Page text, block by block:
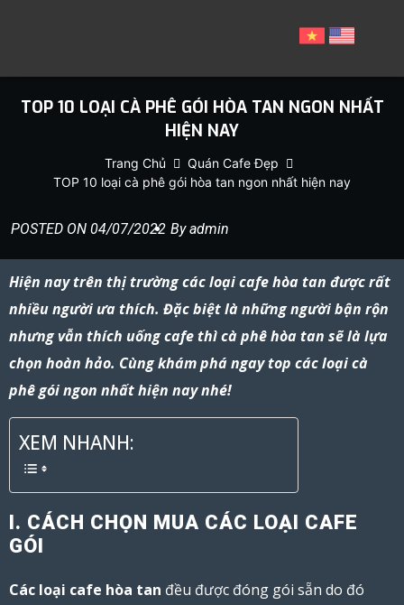
TOP 10 LOẠI CÀ PHÊ GÓI HÒA TAN NGON NHẤT
HIỆN NAY
Trang Chủ
Quán Cafe Đẹp
TOP 10 loại cà phê gói hòa tan ngon nhất hiện nay
POSTED ON 04/07/2022 Byadmin
Hiện nay trên thị trườngcác loại cafe hòa tan được rất
nhiều người ưa thích. Đặc biệt là những người bận rộn
nhưng vẫn thích uống cafe thì cà phê hòa tan sẽ là lựa
chọn hoàn hảo. Cùng khám phá ngay top các loại cà
phê gói ngon nhất hiện nay nhé!
XEM NHANH:
I. CÁCH CHỌN MUA CÁC LOẠI CAFE
GÓI
Các loại cafe hòa tan đều được đóng gói sẵn do đó